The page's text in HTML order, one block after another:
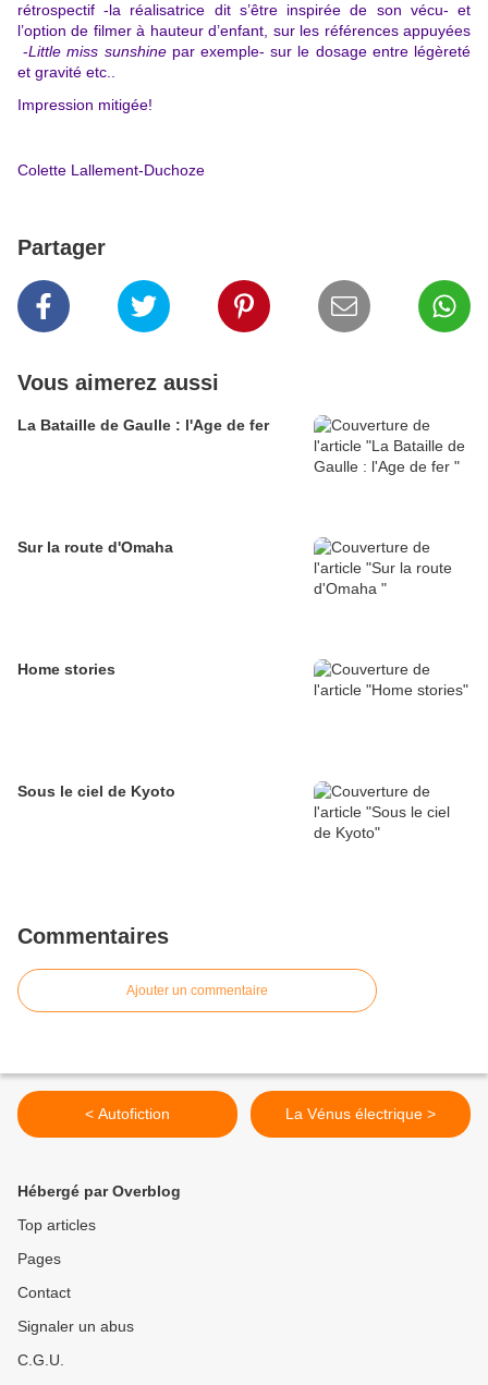
rétrospectif -la réalisatrice dit s’être inspirée de son vécu- et
l’option de filmer à hauteur d’enfant, sur les références appuyées
-Little miss sunshinepar exemple- sur le dosage entre légèreté
et gravité etc..
Impression mitigée!
Colette Lallement-Duchoze
Partager
Vous aimerez aussi
La Bataille de Gaulle : l'Age de fer
Sur la route d'Omaha
Home stories
Sous le ciel de Kyoto
Commentaires
Ajouter un commentaire
< Autofiction La Vénus électrique >
Hébergé par Overblog
Top articles
Pages
Contact
Signaler un abus
C.G.U.